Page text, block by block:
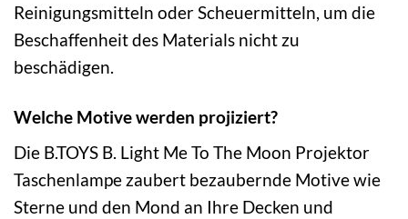
Reinigungsmitteln oder Scheuermitteln, um die
Beschaffenheit des Materials nicht zu
beschädigen.
Welche Motive werden projiziert?
Die B.TOYS B. Light Me To The Moon Projektor
Taschenlampe zaubert bezaubernde Motive wie
Sterne und den Mond an Ihre Decken und